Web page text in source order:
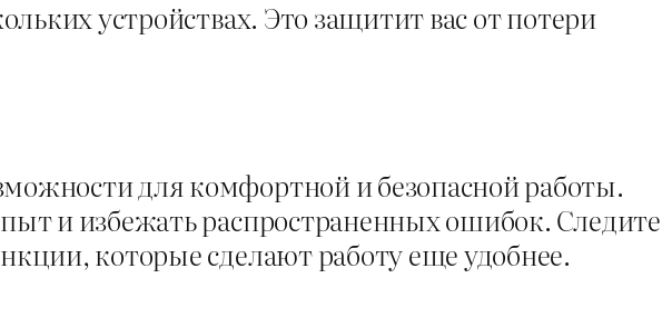
устройствах. Это защитит вас от потери
для комфортной и безопасной работы.
и избежать распространенных ошибок. Следите
которые сделают работу еще удобнее.